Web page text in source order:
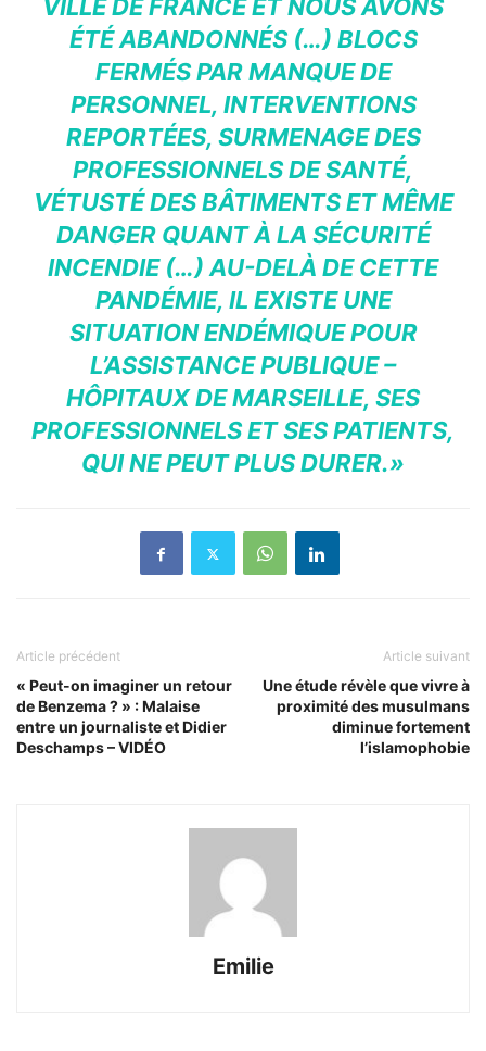
VILLE DE FRANCE ET NOUS AVONS
ÉTÉ ABANDONNÉS (…) BLOCS
FERMÉS PAR MANQUE DE
PERSONNEL, INTERVENTIONS
REPORTÉES, SURMENAGE DES
PROFESSIONNELS DE SANTÉ,
VÉTUSTÉ DES BÂTIMENTS ET MÊME
DANGER QUANT À LA SÉCURITÉ
INCENDIE (…) AU-DELÀ DE CETTE
PANDÉMIE, IL EXISTE UNE
SITUATION ENDÉMIQUE POUR
L’ASSISTANCE PUBLIQUE –
HÔPITAUX DE MARSEILLE, SES
PROFESSIONNELS ET SES PATIENTS,
QUI NE PEUT PLUS DURER.»
Article précédent
« Peut-on imaginer un retour
de Benzema ? » : Malaise
entre un journaliste et Didier
Deschamps – VIDÉO
Article suivant
Une étude révèle que vivre à
proximité des musulmans
diminue fortement
l’islamophobie
Emilie